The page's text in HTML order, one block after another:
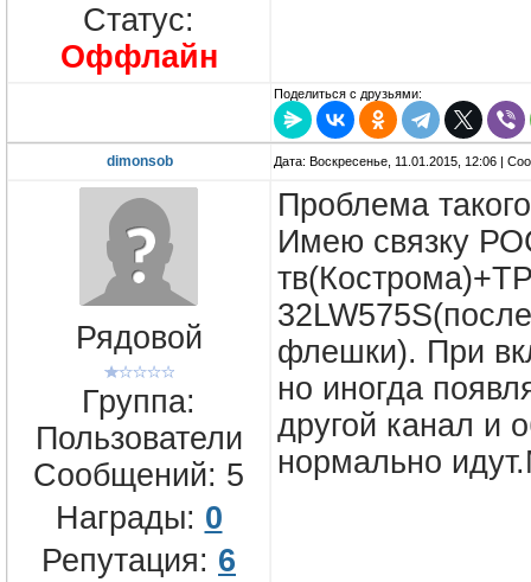
Статус:
Оффлайн
Поделиться с друзьями:
dimonsob Дата: Воскресенье, 11.01.2015, 12:06 |
Рядовой
Группа:
Пользователи
Сообщений: 5
Награды: 0
Репутация: 6
Проблема
Имею связку
флешки). При
но иногда
другой канал и
нормально